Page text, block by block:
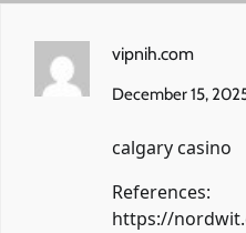
vipnih.com
December 15,
calgary casino
References:
https://